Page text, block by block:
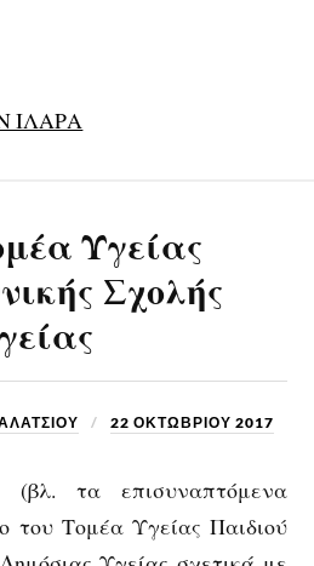
ΙΛΑΡΑ
Υγείας
Σχολής
22 ΟΚΤΩΒΡΊΟΥ 2017
(βλ. τα επισυναπτόμενα
του Τομέα Υγείας Παιδιού